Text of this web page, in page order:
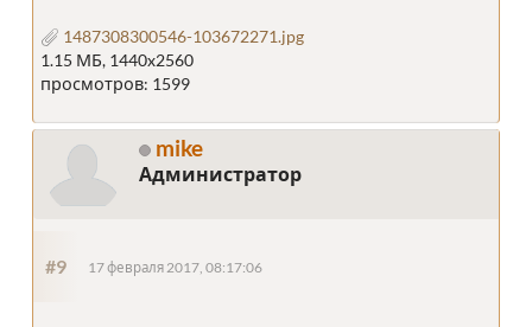
1487308300546-103672271.jpg
1.15 МБ, 1440x2560
просмотров: 1599
mike
Администратор
#9 17 февраля 2017, 08:17:06